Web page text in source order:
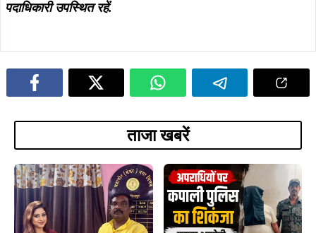
पदाधिकारी उपस्थित रहें.
ताजा खबरें